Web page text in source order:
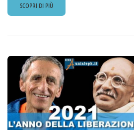
READ
MORE
RIVOLUZIONARIO
SCOPRI DI PIÙ